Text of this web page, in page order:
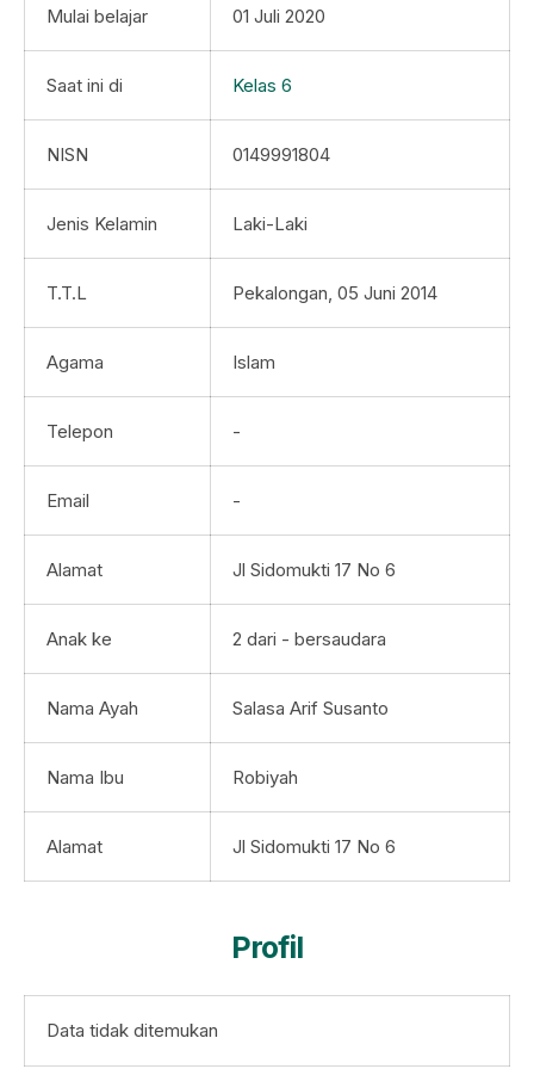
Mulai belajar 01 Juli 2020
Saat ini di Kelas 6
NISN 0149991804
Jenis Kelamin Laki-Laki
T.T.L Pekalongan, 05 Juni 2014
Agama Islam
Telepon -
Email -
Alamat Jl Sidomukti 17 No 6
Anak ke 2 dari - bersaudara
Nama Ayah Salasa Arif Susanto
Nama Ibu Robiyah
Alamat Jl Sidomukti 17 No 6
Profil
Data tidak ditemukan